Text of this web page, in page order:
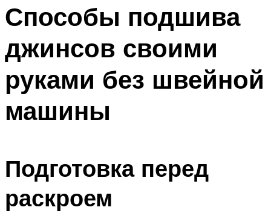
Способы подшива
джинсов своими
руками без швейной
машины
Подготовка перед
раскроем